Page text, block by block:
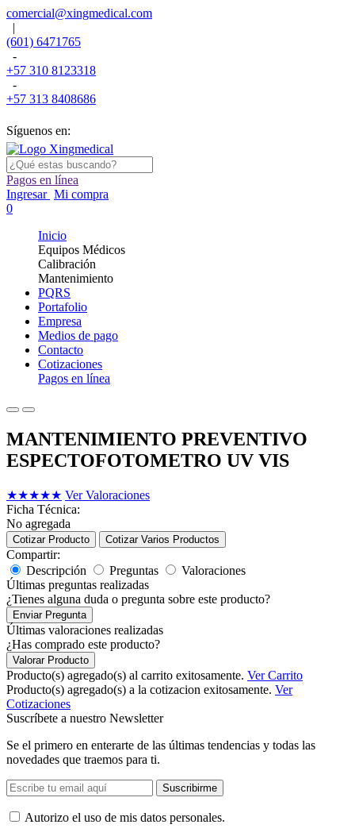
comercial@xingmedical.com
|
(601) 6471765
-
+57 310 8123318
-
+57 313 8408686
Síguenos en:
Pagos en línea
Ingresar Mi compra
0
Inicio
Equipos Médicos
Calibración
Mantenimiento
PQRS
Portafolio
Empresa
Medios de pago
Contacto
Cotizaciones
Pagos en línea
MANTENIMIENTO PREVENTIVO
ESPECTOFOTOMETRO UV VIS
★★★★★ Ver Valoraciones
Ficha Técnica:
No agregada
Cotizar Producto Cotizar Varios Productos
Compartir:
Descripción
Preguntas
Valoraciones
Últimas preguntas realizadas
¿Tienes alguna duda o pregunta sobre este producto?
Enviar Pregunta
Últimas valoraciones realizadas
¿Has comprado este producto?
Valorar Producto
Producto(s) agregado(s) al carrito exitosamente. Ver Carrito
Producto(s) agregado(s) a la cotizacion exitosamente. Ver
Cotizaciones
Suscríbete a nuestro Newsletter
Se el primero en enterarte de las últimas tendencias y todas las
novedades que traemos para ti.
Suscribirme
Autorizo ​​el uso de mis datos personales.